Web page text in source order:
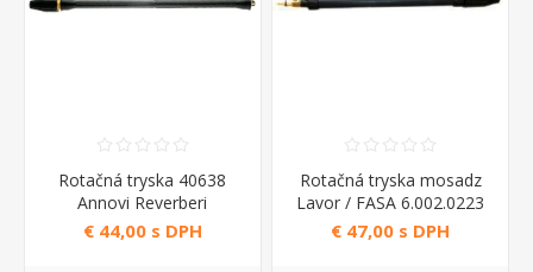
Rotačná tryska 40638
Annovi Reverberi
€ 44,00 s DPH
Rotačná tryska mosadz
Lavor / FASA 6.002.0223
€ 47,00 s DPH